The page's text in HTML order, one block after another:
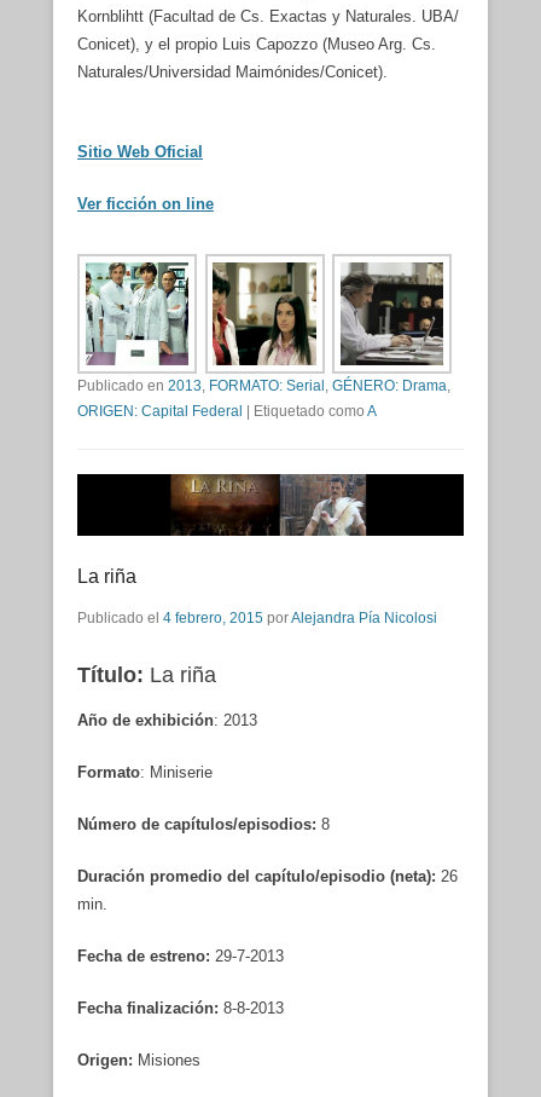
Kornblihtt (Facultad de Cs. Exactas y Naturales. UBA/
Conicet), y el propio Luis Capozzo (Museo Arg. Cs.
Naturales/Universidad Maimónides/Conicet).
Sitio Web Oficial
Ver ficción on line
Publicado en 2013, FORMATO: Serial , GÉNERO: Drama,
ORIGEN: Capital Federal
Etiquetado como A
La riña
Publicado el 4 febrero, 2015 porAlejandra Pía Nicolosi
Título: La riña
Año de exhibición: 2013
Formato: Miniserie
Número de capítulos/episodios: 8
Duración promedio del capítulo/episodio (neta): 26
min.
Fecha de estreno: 29-7-2013
Fecha finalización: 8-8-2013
Origen: Misiones